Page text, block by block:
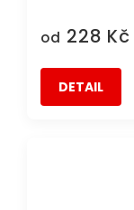
od 228 Kč
DETAIL